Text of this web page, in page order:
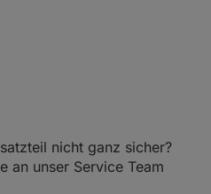
I (BS_) 1.4
nicht ganz sicher?
an unser Service Team